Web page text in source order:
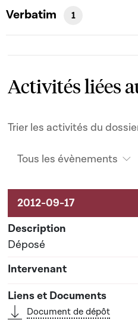
Verbatim 1
Activités liées
Trier les activités du
Tous les évènements
Activités liées au dossier
Déposé
Document de dépôt